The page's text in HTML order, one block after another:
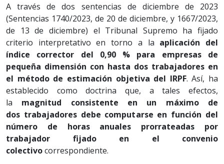
A través de dos sentencias de diciembre de 2023
(Sentencias 1740/2023, de 20 de diciembre, y 1667/2023,
de 13 de diciembre) el Tribunal Supremo ha fijado
criterio interpretativo en torno a la aplicación del
índice corrector del 0,90 % para empresas de
pequeña dimensión con hasta dos trabajadores en
el método de estimación objetiva del IRPF. Así, ha
establecido como doctrina que, a tales efectos,
la magnitud consistente en un máximo de
dos trabajadores debe computarse en función del
número de horas anuales prorrateadas por
trabajador fijado en el convenio
colectivocorrespondiente.